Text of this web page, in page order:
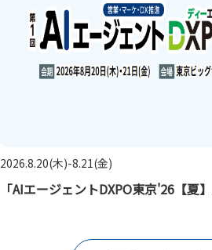
2026.8.20(木)-8.21(金)
「AIエージェントDXPO東京'26【夏